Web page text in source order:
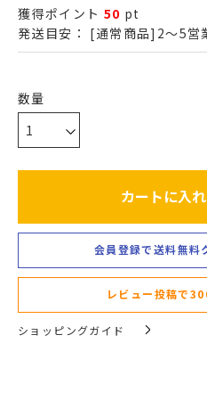
獲得ポイント 50 pt
発送目安： [通常商品]2～5営
カートに入
会員登録で送料無料
レビュー投稿で
ショッピングガイド